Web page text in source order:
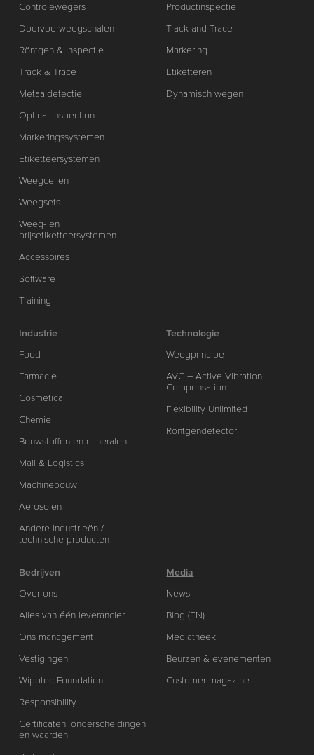
Controlewegers
Doorvoerweegschalen
Röntgen & inspectie
Track & Trace
Metaaldetectie
Optical Inspection
Markeringssystemen
Etiketteersystemen
Weegcellen
Weegsets
Weeg- en
prijsetiketteersystemen
Accessoires
Software
Training
Productinspectie
Track and Trace
Markering
Etiketteren
Dynamisch wegen
Industrie
Food
Farmacie
Cosmetica
Chemie
Bouwstoffen en mineralen
Mail & Logistics
Machinebouw
Aerosolen
Andere industrieën /
technische producten
Technologie
Weegprincipe
AVC – Active Vibration
Compensation
Flexibility Unlimited
Röntgendetector
Bedrijven
Over ons
Alles van één leverancier
Ons management
Vestigingen
Wipotec Foundation
Responsibility
Certificaten, onderscheidingen
en waarden
Media
News
Blog (EN)
Mediatheek
Beurzen & evenementen
Customer magazine